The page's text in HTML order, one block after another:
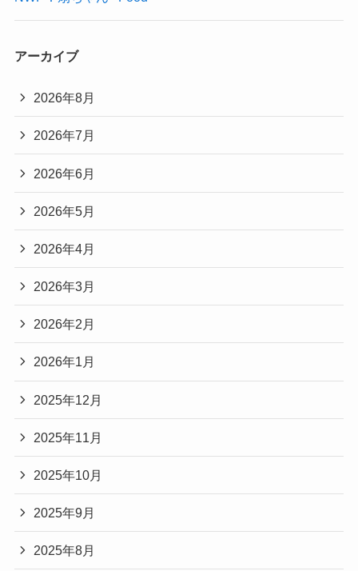
アーカイブ
2026年8月
2026年7月
2026年6月
2026年5月
2026年4月
2026年3月
2026年2月
2026年1月
2025年12月
2025年11月
2025年10月
2025年9月
2025年8月